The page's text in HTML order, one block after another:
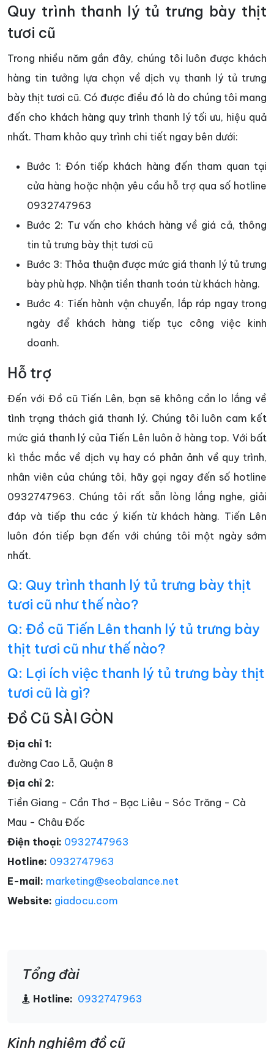
Quy trình thanh lý tủ trưng bày thịt
tươi cũ
Trong nhiều năm gần đây, chúng tôi luôn được khách
hàng tin tưởng lựa chọn về dịch vụ thanh lý tủ trưng
bày thịt tươi cũ. Có được điều đó là do chúng tôi mang
đến cho khách hàng quy trình thanh lý tối ưu, hiệu quả
nhất. Tham khảo quy trình chi tiết ngay bên dưới:
Bước 1: Đón tiếp khách hàng đến tham quan tại
cửa hàng hoặc nhận yêu cầu hỗ trợ qua số hotline
0932747963
Bước 2: Tư vấn cho khách hàng về giá cả, thông
tin tủ trưng bày thịt tươi cũ
Bước 3: Thỏa thuận được mức giá thanh lý tủ trưng
bày phù hợp. Nhận tiền thanh toán từ khách hàng.
Bước 4: Tiến hành vận chuyển, lắp ráp ngay trong
ngày để khách hàng tiếp tục công việc kinh
doanh.
Hỗ trợ
Đến với Đồ cũ Tiến Lên, bạn sẽ không cần lo lắng về
tình trạng thách giá thanh lý. Chúng tôi luôn cam kết
mức giá thanh lý của Tiến Lên luôn ở hàng top. Với bất
kì thắc mắc về dịch vụ hay có phản ảnh về quy trình,
nhân viên của chúng tôi, hãy gọi ngay đến số hotline
0932747963. Chúng tôi rất sẵn lòng lắng nghe, giải
đáp và tiếp thu các ý kiến từ khách hàng. Tiến Lên
luôn đón tiếp bạn đến với chúng tôi một ngày sớm
nhất.
Q: Quy trình thanh lý tủ trưng bày thịt
tươi cũ như thế nào?
Q: Đồ cũ Tiến Lên thanh lý tủ trưng bày
thịt tươi cũ như thế nào?
Q: Lợi ích việc thanh lý tủ trưng bày thịt
tươi cũ là gì?
Đồ Cũ SÀI GÒN
Địa chỉ 1:
đường Cao Lỗ, Quận 8
Địa chỉ 2:
Tiền Giang - Cần Thơ - Bạc Liêu - Sóc Trăng - Cà
Mau - Châu Đốc
Điện thoại: 0932747963
Hotline: 0932747963
E-mail: marketing@seobalance.net
Website: giadocu.com
Tổng đài
Hotline: 0932747963
Kinh nghiệm đồ cũ